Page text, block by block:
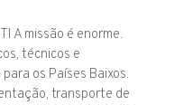
A missão é enorme.
técnicos e
os Países Baixos.
transporte de